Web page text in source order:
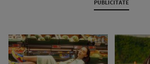
PUBLICITATE